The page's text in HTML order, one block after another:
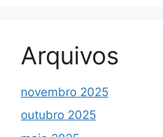
Arquivos
novembro 2025
outubro 2025